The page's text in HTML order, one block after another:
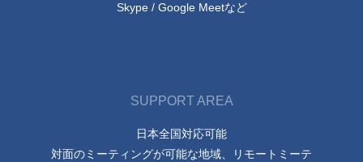
Skype / Google Meetなど
SUPPORT AREA
日本全国対応可能
対面のミーティングが可能な地域、リモートミーテ